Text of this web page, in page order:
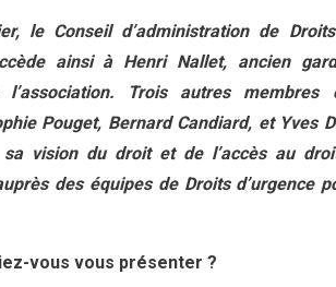
le Conseil d’administration de
ainsi à Henri Nallet, ancien
l’association. Trois autres
Pouget, Bernard Candiard, et Yves
sa vision du droit et de l’accès au
des équipes de Droits d’urgence
vous vous présenter ?